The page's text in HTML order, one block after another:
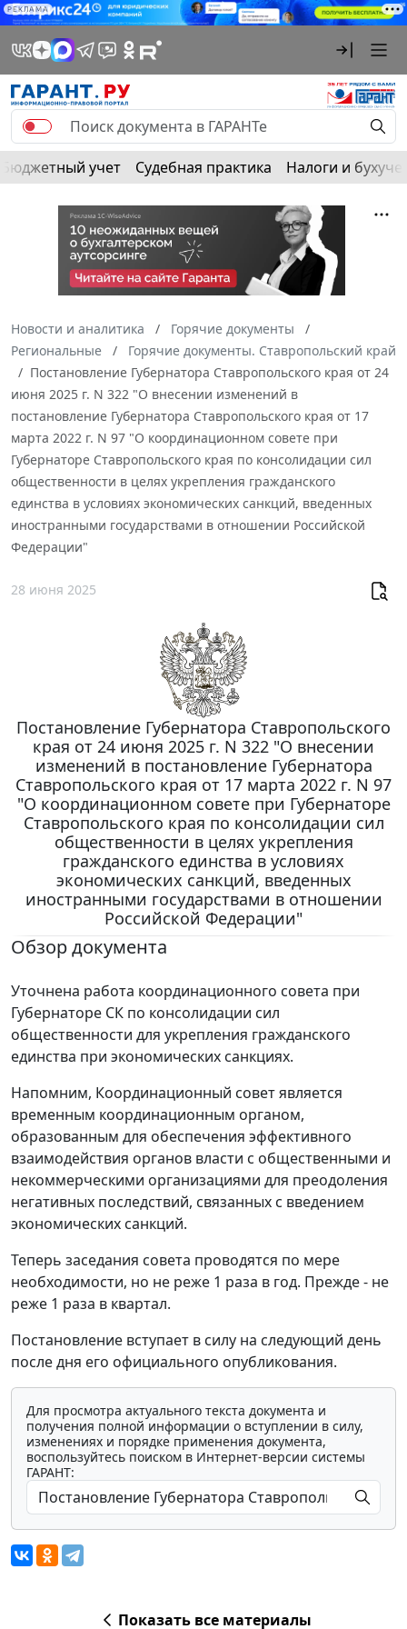
РЕКЛАМА
Бюджетный учет Судебная практика Налоги и
Новости и аналитика
Горячие документы
Региональные
Горячие документы. Ставропольский край
Постановление Губернатора Ставропольского края от 24
июня 2025 г. N 322 "О внесении изменений в
постановление Губернатора Ставропольского края от 17
марта 2022 г. N 97 "О координационном совете при
Губернаторе Ставропольского края по консолидации сил
общественности в целях укрепления гражданского
единства в условиях экономических санкций, введенных
иностранными государствами в отношении Российской
Федерации"
28 июня 2025
Постановление Губернатора Ставропольского
края от 24 июня 2025 г. N 322 "О внесении
изменений в постановление Губернатора
Ставропольского края от 17 марта 2022 г. N 97
"О координационном совете при Губернаторе
Ставропольского края по консолидации сил
общественности в целях укрепления
гражданского единства в условиях
экономических санкций, введенных
иностранными государствами в отношении
Российской Федерации"
Обзор документа
Уточнена работа координационного совета при
Губернаторе СК по консолидации сил
общественности для укрепления гражданского
единства при экономических санкциях.
Напомним, Координационный совет является
временным координационным органом,
образованным для обеспечения эффективного
взаимодействия органов власти с общественными и
некоммерческими организациями для преодоления
негативных последствий, связанных с введением
экономических санкций.
Теперь заседания совета проводятся по мере
необходимости, но не реже 1 раза в год. Прежде - не
реже 1 раза в квартал.
Постановление вступает в силу на следующий день
после дня его официального опубликования.
Для просмотра актуального текста документа и
получения полной информации о вступлении в силу,
изменениях и порядке применения документа,
воспользуйтесь поиском в Интернет-версии системы
ГАРАНТ:
Показать все материалы